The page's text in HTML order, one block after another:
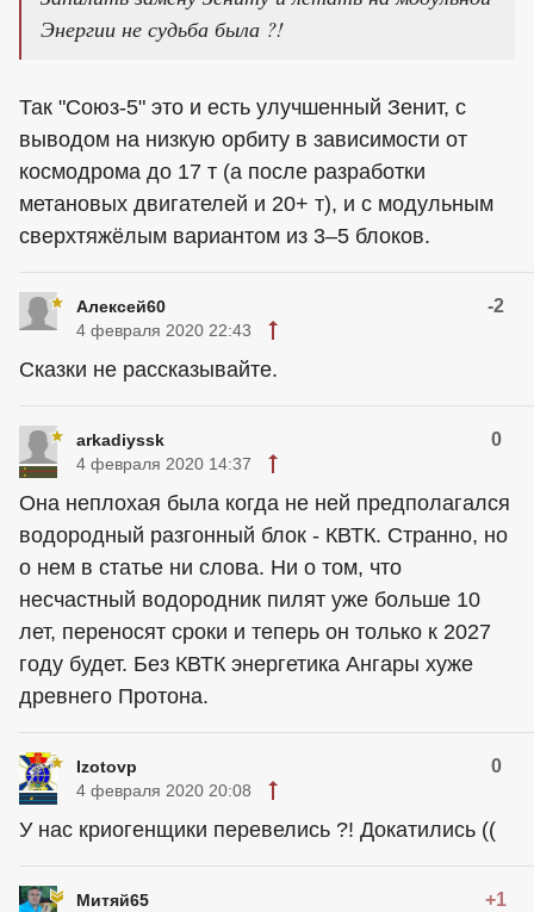
Энергии не судьба была ?!
Так "Союз-5" это и есть улучшенный Зенит, с
выводом на низкую орбиту в зависимости от
космодрома до 17 т (а после разработки
метановых двигателей и 20+ т), и с модульным
сверхтяжёлым вариантом из 3–5 блоков.
Алексей60 -2
4 февраля 2020 22:43
Сказки не рассказывайте.
arkadiyssk 0
4 февраля 2020 14:37
Она неплохая была когда не ней предполагался
водородный разгонный блок - КВТК. Странно, но
о нем в статье ни слова. Ни о том, что
несчастный водородник пилят уже больше 10
лет, переносят сроки и теперь он только к 2027
году будет. Без КВТК энергетика Ангары хуже
древнего Протона.
Izotovp 0
4 февраля 2020 20:08
У нас криогенщики перевелись ?! Докатились ((
Митяй65 +1